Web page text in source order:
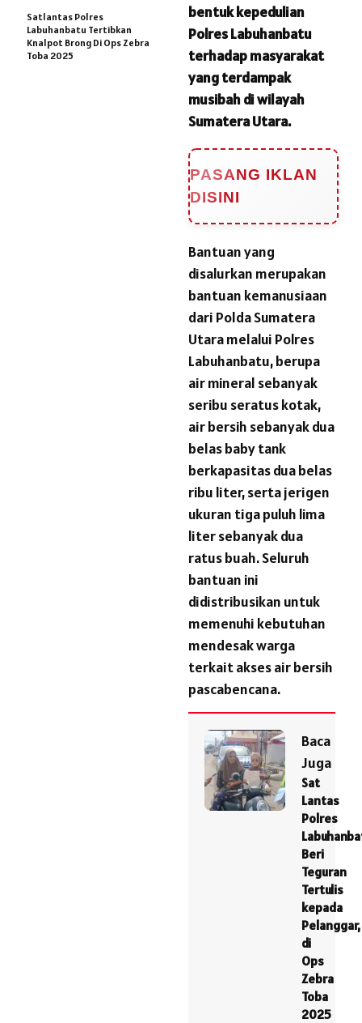
bentuk kepedulian
Polres Labuhanbatu
terhadap masyarakat
yang terdampak
musibah di wilayah
Sumatera Utara.
PASANG IKLAN
DISINI
Bantuan yang
disalurkan merupakan
bantuan kemanusiaan
dari Polda Sumatera
Utara melalui Polres
Labuhanbatu, berupa
air mineral sebanyak
seribu seratus kotak,
air bersih sebanyak dua
belas baby tank
berkapasitas dua belas
ribu liter, serta jerigen
ukuran tiga puluh lima
liter sebanyak dua
ratus buah. Seluruh
bantuan ini
didistribusikan untuk
memenuhi kebutuhan
mendesak warga
terkait akses air bersih
pascabencana.
Baca
Juga
Sat
Lantas
Polres
Beri
Teguran
Tertulis
kepada
Pelanggar,
di
Ops
Zebra
Toba
2025
Satlantas Polres
Labuhanbatu Tertibkan
Knalpot Brong Di Ops Zebra
Toba 2025